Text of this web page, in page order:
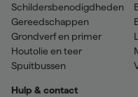
Schildersbenodigdheden
Gereedschappen
Grondverf en primer
Houtolie en teer
Spuitbussen
Hulp & contact